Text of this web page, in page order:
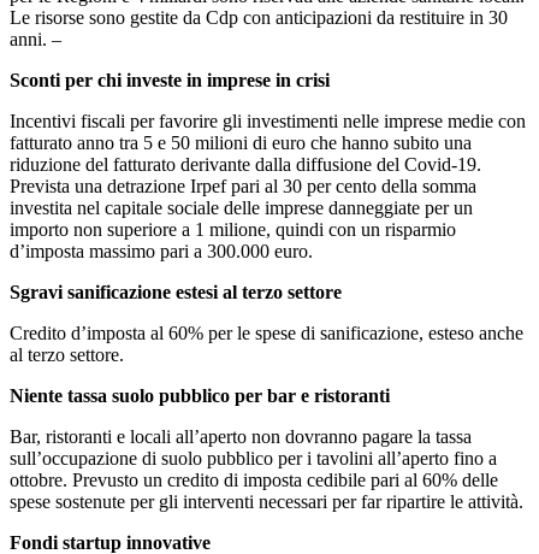
Le risorse sono gestite da Cdp con anticipazioni da restituire in 30
anni. –
Sconti per chi investe in imprese in crisi
Incentivi fiscali per favorire gli investimenti nelle imprese medie con
fatturato anno tra 5 e 50 milioni di euro che hanno subito una
riduzione del fatturato derivante dalla diffusione del Covid-19.
Prevista una detrazione Irpef pari al 30 per cento della somma
investita nel capitale sociale delle imprese danneggiate per un
importo non superiore a 1 milione, quindi con un risparmio
d’imposta massimo pari a 300.000 euro.
Sgravi sanificazione estesi al terzo settore
Credito d’imposta al 60% per le spese di sanificazione, esteso anche
al terzo settore.
Niente tassa suolo pubblico per bar e ristoranti
Bar, ristoranti e locali all’aperto non dovranno pagare la tassa
sull’occupazione di suolo pubblico per i tavolini all’aperto fino a
ottobre. Prevusto un credito di imposta cedibile pari al 60% delle
spese sostenute per gli interventi necessari per far ripartire le attività.
Fondi startup innovative